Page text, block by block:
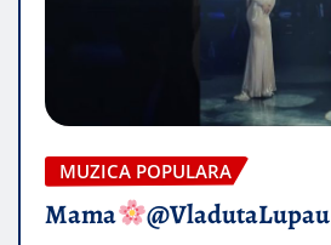
MUZICA POPULARA
Mama @VladutaLupau